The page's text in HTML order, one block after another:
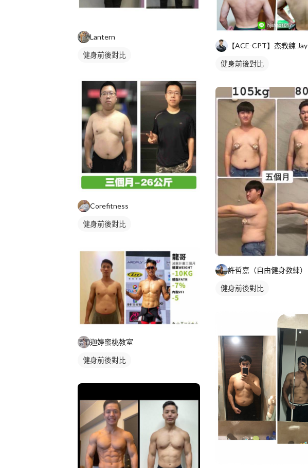
Lantern
健身前後對比
Corefitness
健身前後對比
迦婷蜜桃教室
健身前後對比
【ACE-CPT】杰教練 Jay
健身前後對比
許哲嘉（自由健身教練）
健身前後對比